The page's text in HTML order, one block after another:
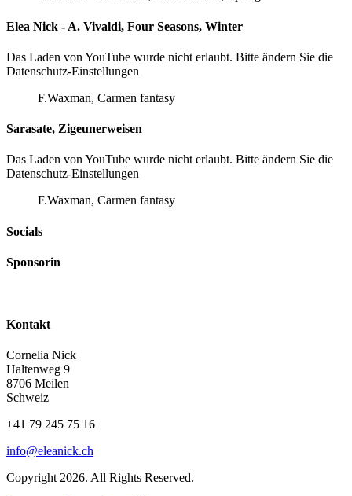
Elea Nick - A. Vivaldi, Four Seasons, Winter
Das Laden von YouTube wurde nicht erlaubt. Bitte ändern Sie die
Datenschutz-Einstellungen
F.Waxman, Carmen fantasy
Sarasate, Zigeunerweisen
Das Laden von YouTube wurde nicht erlaubt. Bitte ändern Sie die
Datenschutz-Einstellungen
F.Waxman, Carmen fantasy
Socials
Sponsorin
Kontakt
Cornelia Nick
Haltenweg 9
8706 Meilen
Schweiz
+41 79 245 75 16
info@eleanick.ch
Copyright 2026. All Rights Reserved.